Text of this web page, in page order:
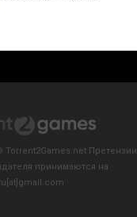
Torrent2Games.net Претензии
принимаются на